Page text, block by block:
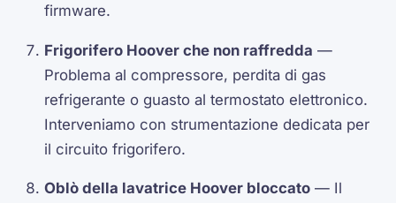
firmware.
Frigorifero Hoover che non raffredda —
Problema al compressore, perdita di gas
refrigerante o guasto al termostato elettronico.
Interveniamo con strumentazione dedicata per
il circuito frigorifero.
Oblò della lavatrice Hoover bloccato — Il